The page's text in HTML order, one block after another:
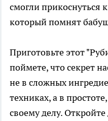
смогли прикоснуться
который помнят
Приготовьте этот
поймете, что секрет
не в сложных
техниках, а в
своему делу.